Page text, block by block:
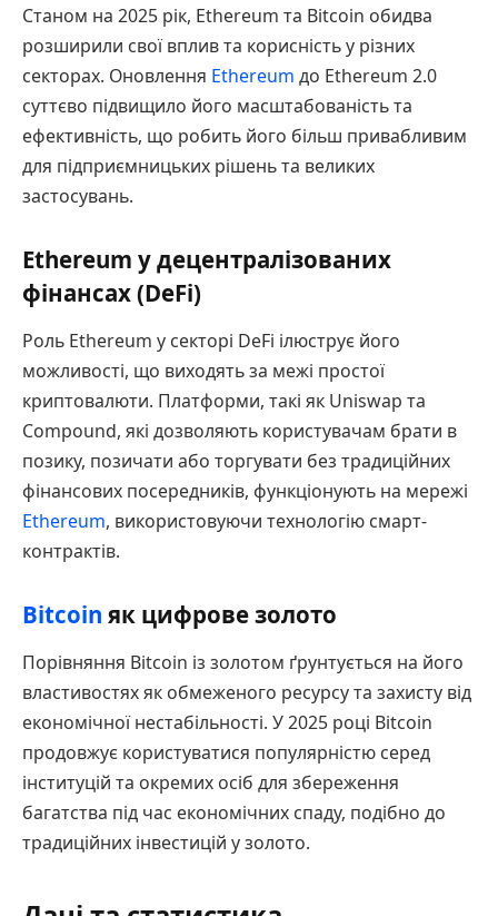
Станом на 2025 рік, Ethereum та Bitcoin обидва
розширили свої вплив та корисність у різних
секторах. Оновлення Ethereum до Ethereum 2.0
суттєво підвищило його масштабованість та
ефективність, що робить його більш привабливим
для підприємницьких рішень та великих
застосувань.
Ethereum у децентралізованих
фінансах (DeFi)
Роль Ethereum у секторі DeFi ілюструє його
можливості, що виходять за межі простої
криптовалюти. Платформи, такі як Uniswap та
Compound, які дозволяють користувачам брати в
позику, позичати або торгувати без традиційних
фінансових посередників, функціонують на мережі
Ethereum, використовуючи технологію смарт-
контрактів.
Bitcoin як цифрове золото
Порівняння Bitcoin із золотом ґрунтується на його
властивостях як обмеженого ресурсу та захисту від
економічної нестабільності. У 2025 році Bitcoin
продовжує користуватися популярністю серед
інституцій та окремих осіб для збереження
багатства під час економічних спаду, подібно до
традиційних інвестицій у золото.